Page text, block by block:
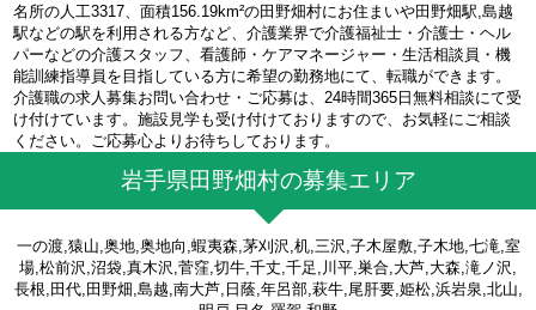
名所の人工3317、面積156.19km²の田野畑村にお住まいや田野畑駅,島越
駅などの駅を利用される方など、介護業界で介護福祉士・介護士・ヘル
パーなどの介護スタッフ、看護師・ケアマネージャー・生活相談員・機
能訓練指導員を目指している方に希望の勤務地にて、転職ができます。
介護職の求人募集お問い合わせ・ご応募は、24時間365日無料相談にて受
け付けています。施設見学も受け付けておりますので、お気軽にご相談
ください。ご応募心よりお待ちしております。
岩手県田野畑村の募集エリア
一の渡,猿山,奥地,奥地向,蝦夷森,茅刈沢,机,三沢,子木屋敷,子木地,七滝,室
場,松前沢,沼袋,真木沢,菅窪,切牛,千丈,千足,川平,巣合,大芦,大森,滝ノ沢,
長根,田代,田野畑,島越,南大芦,日蔭,年呂部,萩牛,尾肝要,姫松,浜岩泉,北山,